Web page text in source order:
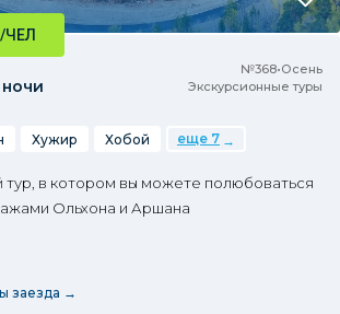
№368•Осень
Экскурсионные туры
/ЧЕЛ
Хужир Хобой еще 7
тур, в котором вы можете полюбоваться
Ольхона и Аршана
заезда →